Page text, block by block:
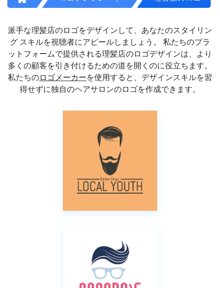
派手な理髪店のロゴをデザインして、あなたのスタイリン
グ スキルを視聴者にアピールしましょう。 私たちのプラ
ットフォームで提供される理髪店のロゴデザインは、より
多くの顧客を引き付けるための道を開くのに役立ちます。
私たちのロゴメーカーを使用すると、デザインスキルを習
得せずに独自のヘアサロンのロゴを作成できます。